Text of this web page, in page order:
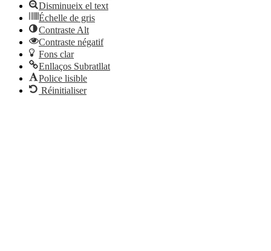
Disminueix el text
Échelle de gris
Contraste Alt
Contraste négatif
Fons clar
Enllaços Subratllat
Police lisible
Réinitialiser